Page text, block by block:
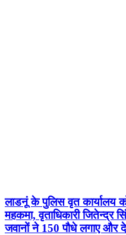
लाडनूं के पुलिस वृत कार्यालय
महकमा, वृताधिकारी
जवानों ने 150 पौधे लगाए और